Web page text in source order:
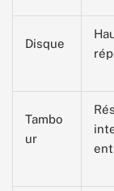
Disque
Tambo
ur